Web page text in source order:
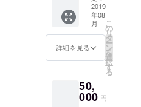
デザイ
ンしま
した。
カード
につい
て】 自
身も
ME/CFS
術大学
に通う
近藤銀
バッジ
1個 コ
ミック
エッセ
イ「あ
る日突
然、慢
症候群
になり
まし
2019
年08
月
詳細を見る
こ
の
リ
タ
ー
ン
を
選
択
す
る
50,
000 円